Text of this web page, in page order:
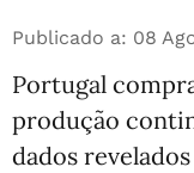
Publicado a: 08
Portugal
produção
dados